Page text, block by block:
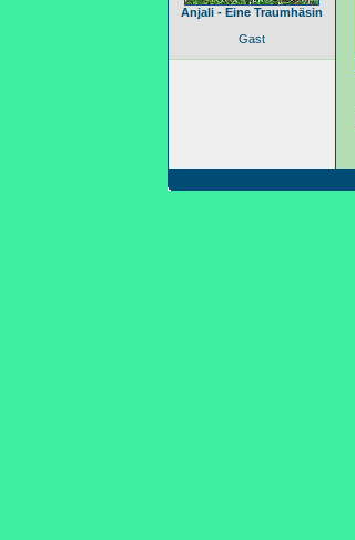
Anjali - Eine Traumhäsin
Gast